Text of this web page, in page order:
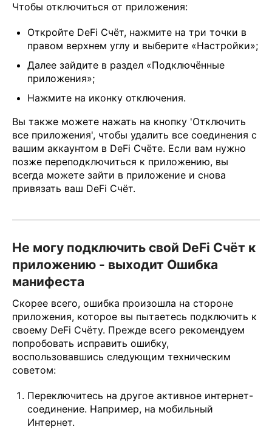
Чтобы отключиться от приложения:
Откройте DeFi Счёт, нажмите на три точки в
правом верхнем углу и выберите «Настройки»;
Далее зайдите в раздел «Подключённые
приложения»;
Нажмите на иконку отключения.
Вы также можете нажать на кнопку 'Отключить
все приложения', чтобы удалить все соединения с
вашим аккаунтом в DeFi Счёте. Если вам нужно
позже переподключиться к приложению, вы
всегда можете зайти в приложение и снова
привязать ваш DeFi Счёт.
Не могу подключить свой DeFi Счёт к
приложению - выходит Ошибка
манифеста
Скорее всего, ошибка произошла на стороне
приложения, которое вы пытаетесь подключить к
своему DeFi Счёту. Прежде всего рекомендуем
попробовать исправить ошибку,
воспользовавшись следующим техническим
советом:
Переключитесь на другое активное интернет-
соединение. Например, на мобильный
Интернет.